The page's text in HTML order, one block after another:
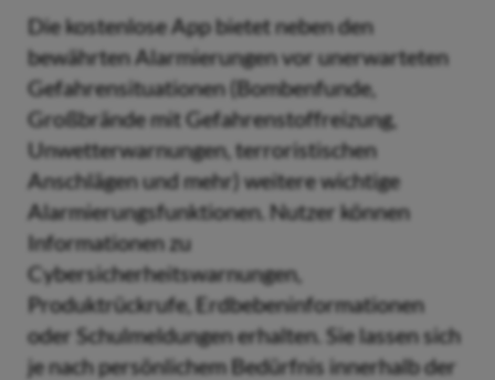
Die kostenlose App bietet neben den
bewährten Alarmierungen vor unerwarteten
Gefahrensituationen (Bombenfunde,
Großbrände mit Gefahrenstoffreizung,
Unwetterwarnungen, terroristischen
Anschlägen und mehr) weitere wichtige
Alarmierungsfunktionen. Nutzer können
Informationen zu
Cybersicherheitswarnungen,
Produktrückrufe, Erdbebeninformationen
oder Schulmeldungen erhalten. Sie lassen sich
je nach persönlichem Bedürfnis innerhalb der